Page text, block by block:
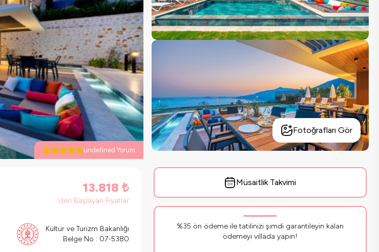
undefined Yorum
Fotoğrafları Gör
13.818 ₺
'den Başlayan Fiyatlar
Kültür ve Turizm Bakanlığı
Belge No : 07-5380
Müsaitlik Takvimi
%35 ön ödeme ile tatilinizi şimdi garantileyin kalan
ödemeyi villada yapın!